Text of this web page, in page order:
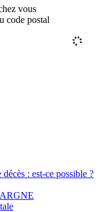
vous
code postal
: est-ce possible ?